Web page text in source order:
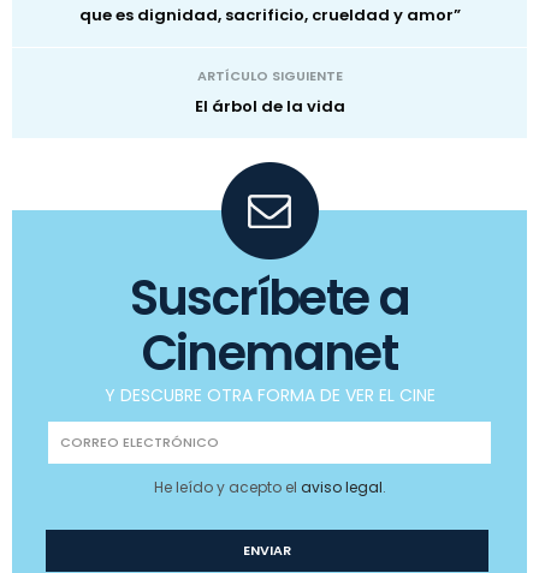
que es dignidad, sacrificio, crueldad y amor”
ARTÍCULO SIGUIENTE
El árbol de la vida
Suscríbete a
Cinemanet
Y DESCUBRE OTRA FORMA DE VER EL CINE
He leído y acepto el aviso legal.